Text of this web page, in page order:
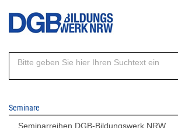
Direkt
Inhalt
Seminare
... Seminarreihen DGB-Bildungswerk NRW